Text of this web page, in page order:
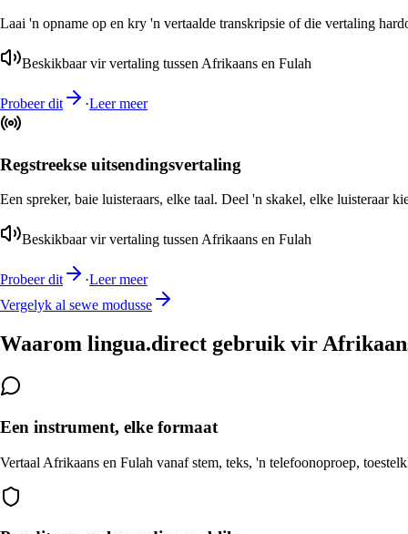
Laai 'n opname op en kry 'n vertaalde transkripsie of die vertaling
Beskikbaar vir vertaling tussen Afrikaans en Fulah
Probeer dit ·Leer meer
Regstreekse uitsendingsvertaling
Een spreker, baie luisteraars, elke taal. Deel 'n skakel, elke luisteraar
Beskikbaar vir vertaling tussen Afrikaans en Fulah
Probeer dit ·Leer meer
Vergelyk al sewe modusse
Waarom lingua.direct gebruik vir
Een instrument, elke formaat
Vertaal Afrikaans en Fulah vanaf stem, teks, 'n telefoonoproep,